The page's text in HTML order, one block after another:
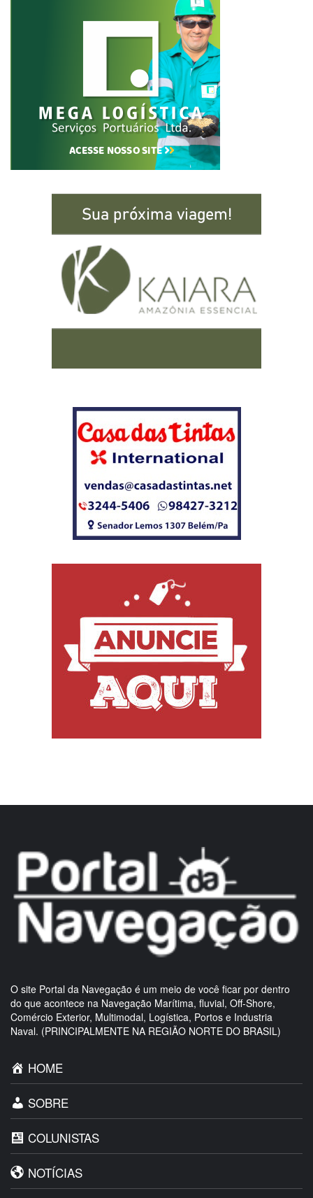
O site Portal da Navegação é um meio de você ficar por dentro
do que acontece na Navegação Marítima, fluvial, Off-Shore,
Comércio Exterior, Multimodal, Logística, Portos e Industria
Naval. (PRINCIPALMENTE NA REGIÃO NORTE DO BRASIL)
HOME
SOBRE
COLUNISTAS
NOTÍCIAS